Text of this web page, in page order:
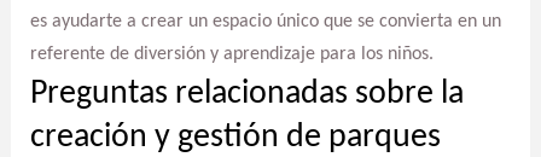
es ayudarte a crear un espacio único que se convierta en un
referente de diversión y aprendizaje para los niños.
Preguntas relacionadas sobre la
creación y gestión de parques